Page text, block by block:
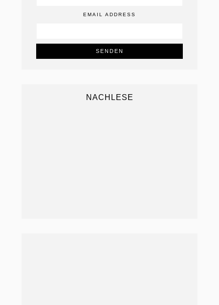
EMAIL ADDRESS
NACHLESE